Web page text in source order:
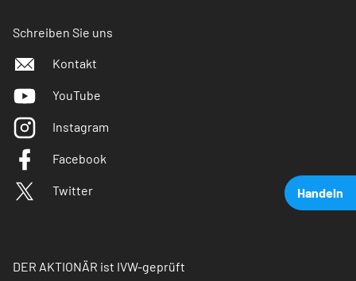
Handeln
Schreiben Sie uns
Kontakt
YouTube
Instagram
Facebook
Twitter
DER AKTIONÄR ist IVW-geprüft